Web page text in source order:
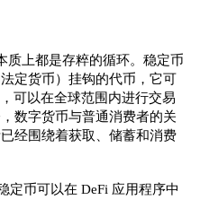
质上都是存粹的循环。稳定币
定货币）挂钩的代币，它可
可以在全球范围内进行交易
数字货币与普通消费者的关
经围绕着获取、储蓄和消费
定币可以在 DeFi 应用程序中